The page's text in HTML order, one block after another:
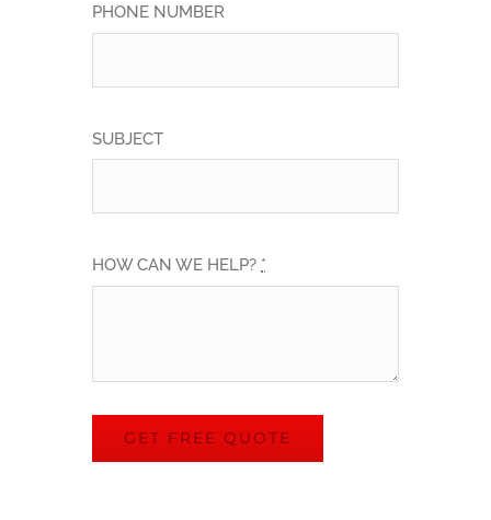
PHONE NUMBER
SUBJECT
HOW CAN WE HELP? *
GET FREE QUOTE